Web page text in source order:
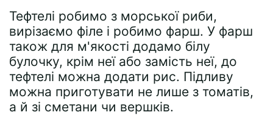
Тефтелі робимо з морської риби,
вирізаємо філе і робимо фарш. У фарш
також для м'якості додамо білу
булочку, крім неї або замість неї, до
тефтелі можна додати рис. Підливу
можна приготувати не лише з томатів,
а й зі сметани чи вершків.